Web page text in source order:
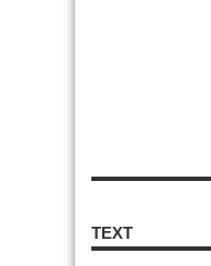
TEXT